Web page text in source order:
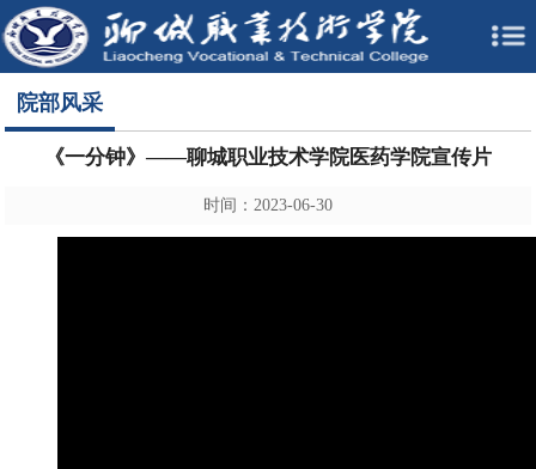
院部风采
《一分钟》——聊城职业技术学院医药学院宣传片
时间：2023-06-30